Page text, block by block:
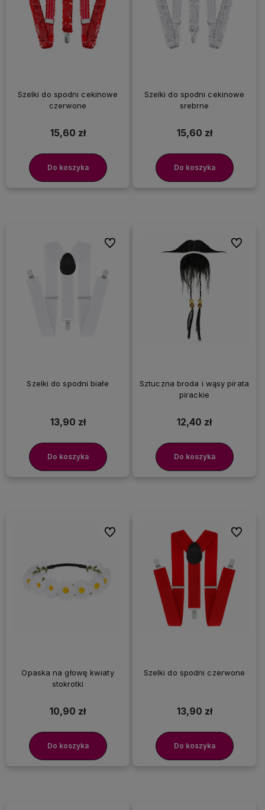
Szelki do spodni cekinowe
czerwone
15,60 zł
Do koszyka
Szelki do spodni cekinowe
srebrne
15,60 zł
Do koszyka
Szelki do spodni białe
13,90 zł
Do koszyka
Do ulubionych
Sztuczna broda i wąsy pirata
pirackie
12,40 zł
Do koszyka
Do
Opaska na głowę kwiaty
stokrotki
10,90 zł
Do koszyka
Do ulubionych
Szelki do spodni czerwone
13,90 zł
Do koszyka
Do